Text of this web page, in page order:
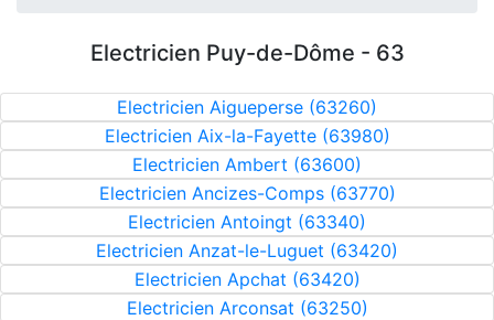
Electricien Puy-de-Dôme - 63
Electricien Aigueperse (63260)
Electricien Aix-la-Fayette (63980)
Electricien Ambert (63600)
Electricien Ancizes-Comps (63770)
Electricien Antoingt (63340)
Electricien Anzat-le-Luguet (63420)
Electricien Apchat (63420)
Electricien Arconsat (63250)